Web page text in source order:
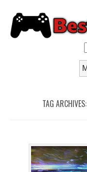
TAG ARCHIVES: